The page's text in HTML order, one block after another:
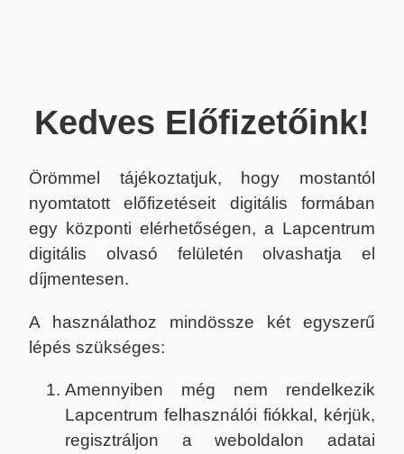
Kedves Előfizetőink!
Örömmel tájékoztatjuk, hogy mostantól
nyomtatott előfizetéseit digitális formában
egy központi elérhetőségen, a Lapcentrum
digitális olvasó felületén olvashatja el
díjmentesen.
A használathoz mindössze két egyszerű
lépés szükséges:
Amennyiben még nem rendelkezik
Lapcentrum felhasználói fiókkal, kérjük,
regisztráljon a weboldalon adatai